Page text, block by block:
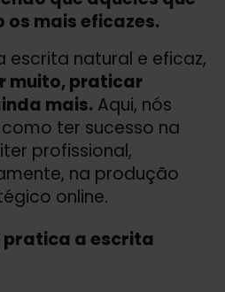
mais eficazes.
escrita natural e eficaz,
muito, praticar
mais. Aqui, nós
ter sucesso na
profissional,
na produção
online.
a escrita